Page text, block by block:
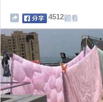
4512觀看